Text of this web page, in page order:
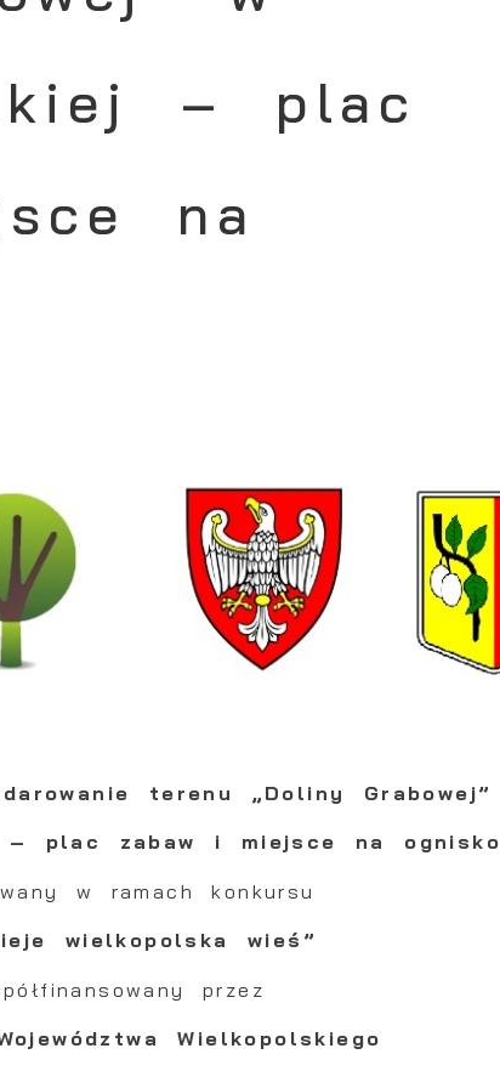
– plac
na
terenu „Doliny Grabowej”
– plac zabaw i miejsce na ognisko
w ramach konkursu
wielkopolska wieś”
przez
Wielkopolskiego
Ustawienia